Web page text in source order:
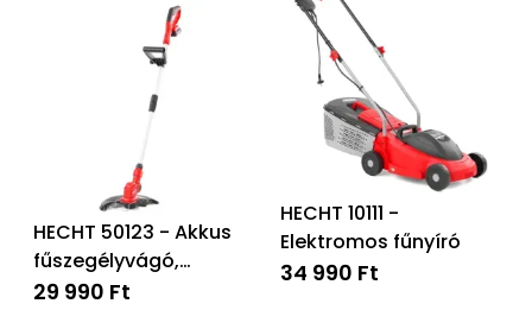
HECHT 50123 - Akkus
fűszegélyvágó,
akku+töltő
29 990 Ft
HECHT 10111 -
Elektromos fűnyíró
34 990 Ft